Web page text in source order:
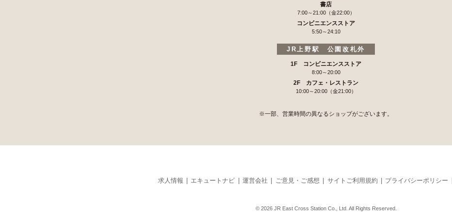
書店
7:00～21:00（金22:00）
コンビニエンスストア
5:50～24:10
JR上野駅 公園改札外
1F コンビニエンスストア
8:00～20:00
2F カフェ・レストラン
10:00～20:00（金21:00）
※一部、営業時間の異なるショップがございます。
求人情報 エキュートナビ 運営会社 ご意見・ご感想 サイトご利用規約 プライバシーポリシー
© 2026 JR East Cross Station Co., Ltd. All Rights Reserved.